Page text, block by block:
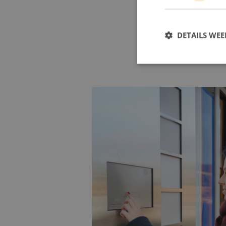
Wie zijn wij bij
RoboPharma is een
geloven in samenwerking,
leren en impact te maken op
– en we zijn altijd op zoek
successen.
DETAILS